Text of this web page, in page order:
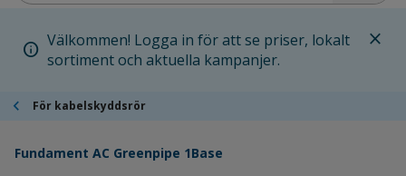
info Välkommen! Logga in för att se priser, lokalt
sortiment och aktuella kampanjer.
close
chevron_left För kabelskyddsrör
Fundament AC Greenpipe 1Base